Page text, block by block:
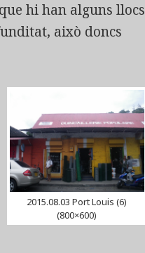
hi han alguns llocs
això doncs
2015.08.03 Port Louis (6)
(800×600)